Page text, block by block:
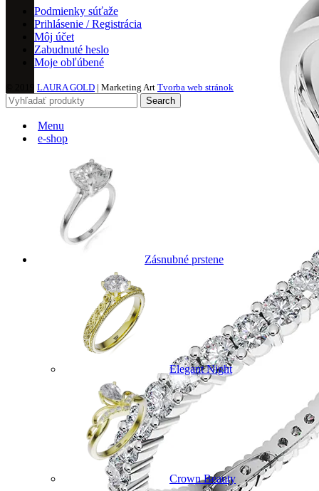
Podmienky súťaže
Prihlásenie / Registrácia
Môj účet
Zabudnuté heslo
Moje obľúbené
LAURA GOLD | Marketing Art Tvorba web stránok
Search
Menu
e-shop
Zásnubné prstene
Elegant Night
Crown Beauty